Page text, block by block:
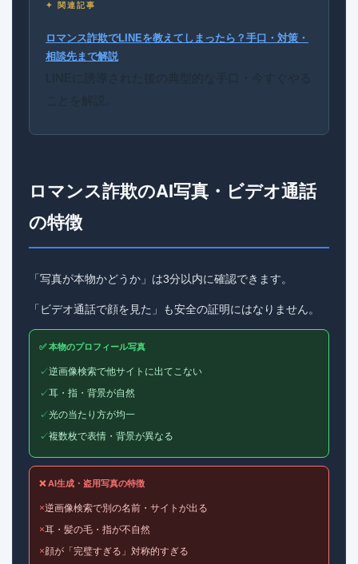
✦ 関連記事
ロマンス詐欺でLINEを教えてしまったら？手口・対策・
相談先まで解説
ロマンス詐欺のAI写真・ビデオ通話
の特徴
「写真が本物かどうか」は3分以内に確認できます。
「ビデオ通話で顔を見た」も安全の証明にはなりません。
✅ 本物のプロフィール写真
✓逆画像検索で他サイトに出てこない
✓耳・指・背景が自然
✓光の当たり方が均一
✓複数枚で表情・背景が異なる
❌ AI生成・盗用写真の特徴
×逆画像検索で別の名前・サイトが出る
×耳・髪の毛・指が不自然
×顔が「完璧すぎる」対称的すぎる